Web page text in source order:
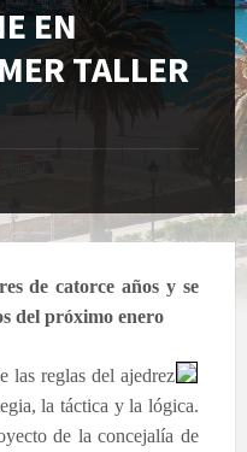
EN
TALLER
de catorce años y se
del próximo enero
las reglas del ajedrez
la táctica y la lógica.
de la concejalía de